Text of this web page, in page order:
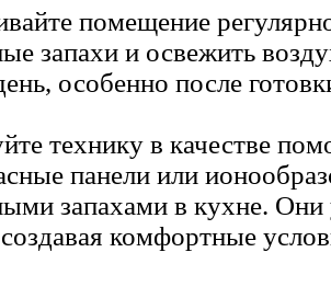
помещение
запахи и освежить
особенно после
технику в качестве
панели или
запахами в кухне. Они
комфортные